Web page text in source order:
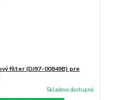
filter (DJ97-00849B) pre
Skladovo dostupné